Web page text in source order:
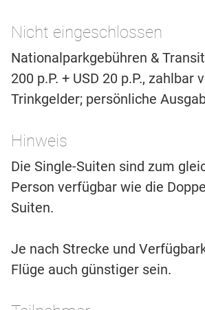
Nicht eingeschlossen
Nationalparkgebühren &
200 p.P. + USD 20 p.P., zahlbar
Trinkgelder; persönliche
Hinweis
Die Single-Suiten sind zum
Person verfügbar wie die
Suiten.
Je nach Strecke und
Flüge auch günstiger sein.